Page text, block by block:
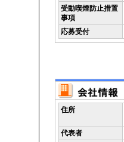
受動喫煙防止措置
事項
応募受付
住所
代表者